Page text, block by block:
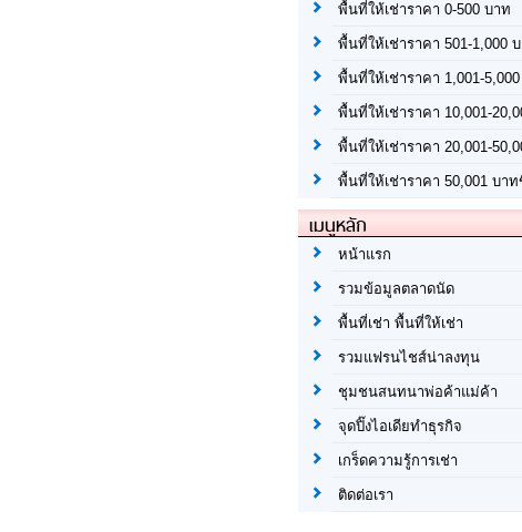
พื้นที่ให้เช่าราคา 0-500 บาท
พื้นที่ให้เช่าราคา 501-1,000
พื้นที่ให้เช่าราคา 1,001-
พื้นที่ให้เช่าราคา 10,001-
พื้นที่ให้เช่าราคา 20,001-
พื้นที่ให้เช่าราคา 50,001 บา
เมนูหลัก
หน้าแรก
รวมข้อมูลตลาดนัด
พื้นที่เช่า พื้นที่ให้เช่า
รวมแฟรนไชส์น่าลงทุน
ชุมชนสนทนาพ่อค้าแม่ค้า
จุดปิ๊งไอเดียทำธุรกิจ
เกร็ดความรู้การเช่า
ติดต่อเรา